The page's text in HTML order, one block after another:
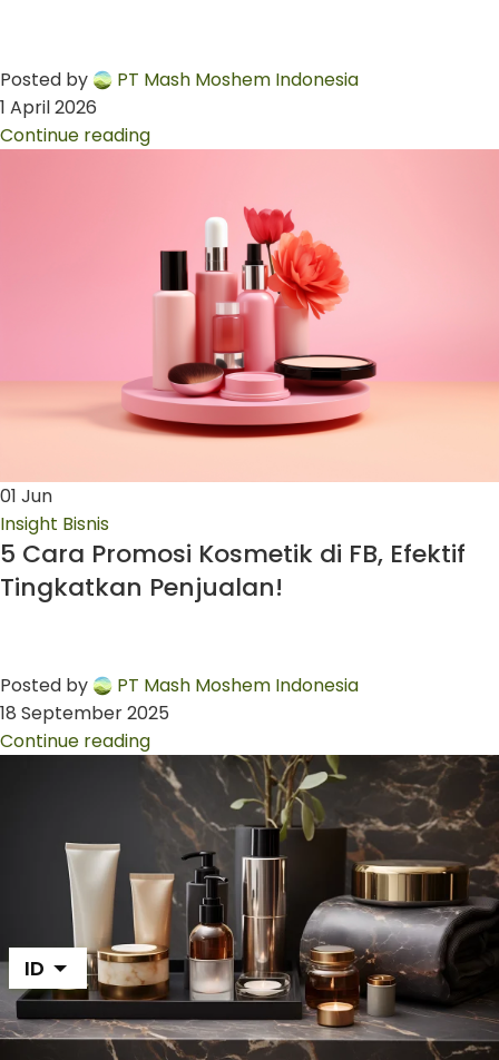
Posted by
PT Mash Moshem Indonesia
1 April 2026
Continue reading
01 Jun
Insight Bisnis
5 Cara Promosi Kosmetik di FB, Efektif
Tingkatkan Penjualan!
Posted by
PT Mash Moshem Indonesia
18 September 2025
Continue reading
ID